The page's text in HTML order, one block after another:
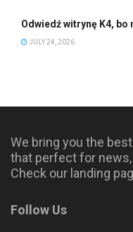
Odwiedź witrynę K4, bo
JULY 24, 2026
We bring you the
that perfect for news,
Check our landing
Follow Us